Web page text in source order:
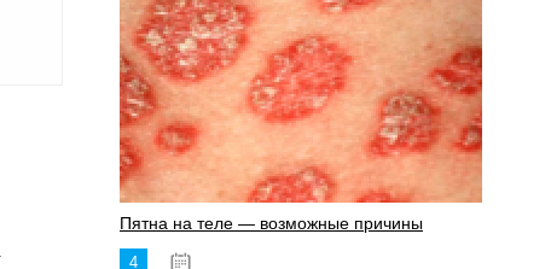
Пятна на теле — возможные причины
4